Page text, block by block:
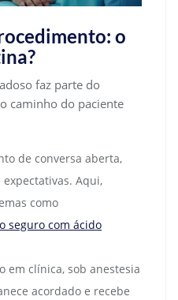
o
faz parte do
caminho do paciente
de conversa aberta,
expectativas. Aqui,
como
seguro com ácido
em clínica, sob anestesia
acordado e recebe